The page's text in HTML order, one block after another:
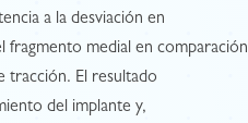
a la desviación en
medial en comparación
tracción. El resultado
del implante y,